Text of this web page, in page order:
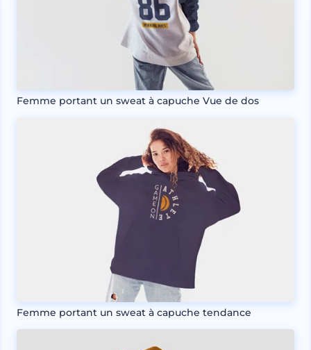
Femme portant un sweat à capuche Vue de dos
Femme portant un sweat à capuche tendance